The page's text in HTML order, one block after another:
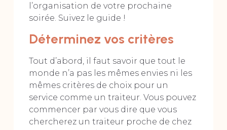
l’organisation de votre prochaine
soirée. Suivez le guide !
Déterminez vos critères
Tout d’abord, il faut savoir que tout le
monde n’a pas les mêmes envies ni les
mêmes critères de choix pour un
service comme un traiteur. Vous pouvez
commencer par vous dire que vous
chercherez un traiteur proche de chez